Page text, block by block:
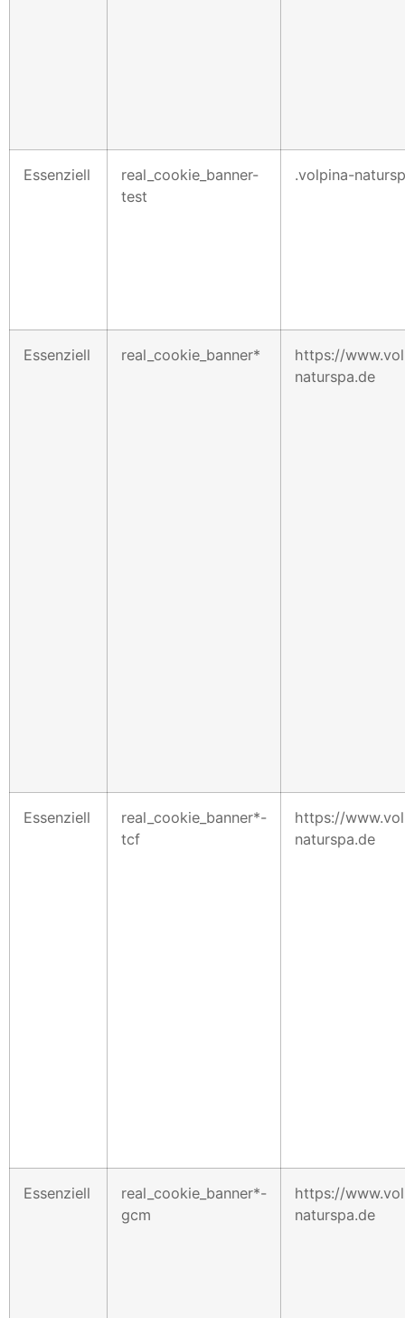
Essenziell
real_cookie_banner-
test
.volpina-
Essenziell real_cookie_banner*
https://
naturspa.de
Essenziell
real_cookie_banner*-
tcf
https://
naturspa.de
Essenziell
real_cookie_banner*-
gcm
https://
naturspa.de